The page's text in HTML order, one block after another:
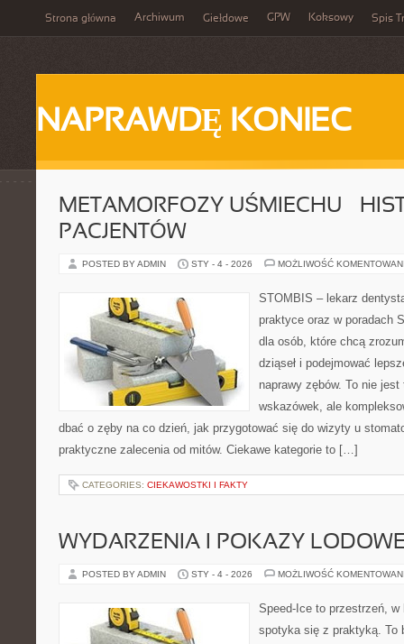
Strona główna Archiwum Giełdowe GPW Koksowy Spis
NAPRAWDĘ KONIEC
METAMORFOZY UŚMIECHU –
PACJENTÓW
POSTED BY ADMIN STY - 4 - 2026 MOŻLIWOŚĆ
STOMBIS – lekarz
praktyce oraz w poradach
dla osób, które chcą
dziąseł i podejmować
naprawy zębów. To nie
wskazówek, ale
dbać o zęby na co dzień, jak przygotować się do wizyty u
praktyczne zalecenia od mitów. Ciekawe kategorie to […]
CATEGORIES: CIEKAWOSTKI I FAKTY
WYDARZENIA I POKAZY
POSTED BY ADMIN STY - 4 - 2026 MOŻLIWOŚĆ
Speed-Ice to przestrzeń, w
spotyka się z praktyką. To